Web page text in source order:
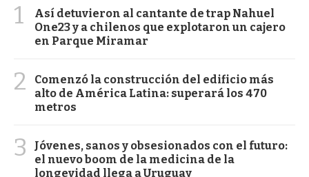
1
Así detuvieron al cantante de trap Nahuel
One23 y a chilenos que explotaron un cajero
en Parque Miramar
2
Comenzó la construcción del edificio más
alto de América Latina: superará los 470
metros
3
Jóvenes, sanos y obsesionados con el futuro:
el nuevo boom de la medicina de la
longevidad llega a Uruguay